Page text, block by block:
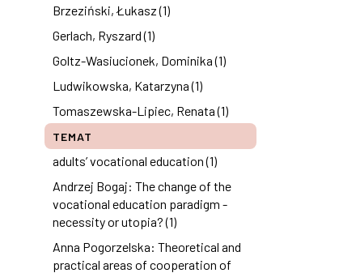
Brzeziński, Łukasz (1)
Gerlach, Ryszard (1)
Goltz-Wasiucionek, Dominika (1)
Ludwikowska, Katarzyna (1)
Tomaszewska-Lipiec, Renata (1)
TEMAT
adults’ vocational education (1)
Andrzej Bogaj: The change of the
vocational education paradigm -
necessity or utopia? (1)
Anna Pogorzelska: Theoretical and
practical areas of cooperation of